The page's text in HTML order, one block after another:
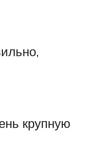
крупную